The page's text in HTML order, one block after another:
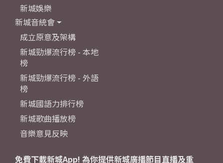
新城娛樂
新城音統會
成立原意及架構
新城勁爆流行榜 - 本地
榜
新城勁爆流行榜 - 外語
榜
新城國語力排行榜
新城歌曲播放榜
音樂意見反映
免費下載新城App! 為你提供新城廣播節目直播及重